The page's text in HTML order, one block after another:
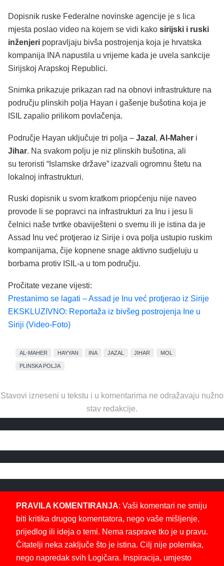
Dopisnik ruske Federalne novinske agencije je s lica
mjesta poslao video na kojem se vidi kako sirijski i ruski
inženjeri popravljaju bivša postrojenja koja je hrvatska
kompanija INA napustila u vrijeme kada je uvela sankcije
Sirijskoj Arapskoj Republici.
Snimka prikazuje prikazan rad na obnovi infrastrukture na
području plinskih polja Hayan i gašenje bušotina koja je
ISIL zapalio prilikom povlačenja.
Područje Hayan uključuje tri polja – Jazal , Al-Maher i
Jihar. Na svakom polju je niz plinskih bušotina, ali
su teroristi “Islamske države” izazvali ogromnu štetu na
lokalnoj infrastrukturi.
Ruski dopisnik u svom kratkom priopćenju nije naveo
provode li se popravci na infrastrukturi za Inu i jesu li
čelnici naše tvrtke obaviješteni o svemu ili je istina da je
Assad Inu već protjerao iz Sirije i ova polja ustupio ruskim
kompanijama, čije kopnene snage aktivno sudjeluju u
borbama protiv ISIL-a u tom području.
Pročitate vezane vijesti:
Prestanimo se lagati – Assad je Inu već protjerao iz Sirije
EKSKLUZIVNO: Reportaža iz bivšeg postrojenja Ine u
Siriji (Video-Foto)
AL-MAHER HAYYAN INA JAZAL JIHAR MOL
PLINSKA POLJA
Stavovi izneseni u tekstu i u komentarima ne odražavaju nužno
stav redakcije.
PRAVILA KOMENTIRANJA: Vaši komentari ne smiju
biti kritika drugog komentatora, nego vaše mišljenje,
prijedlog ili ideja o temi. Nema rasprave tko je u pravu.
Čitatelji neka zaključe što je istina. Cilj nije polemika,
nego napredak svih Logičara. Inspiracija, umjesto